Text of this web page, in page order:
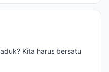
Kita harus bersatu